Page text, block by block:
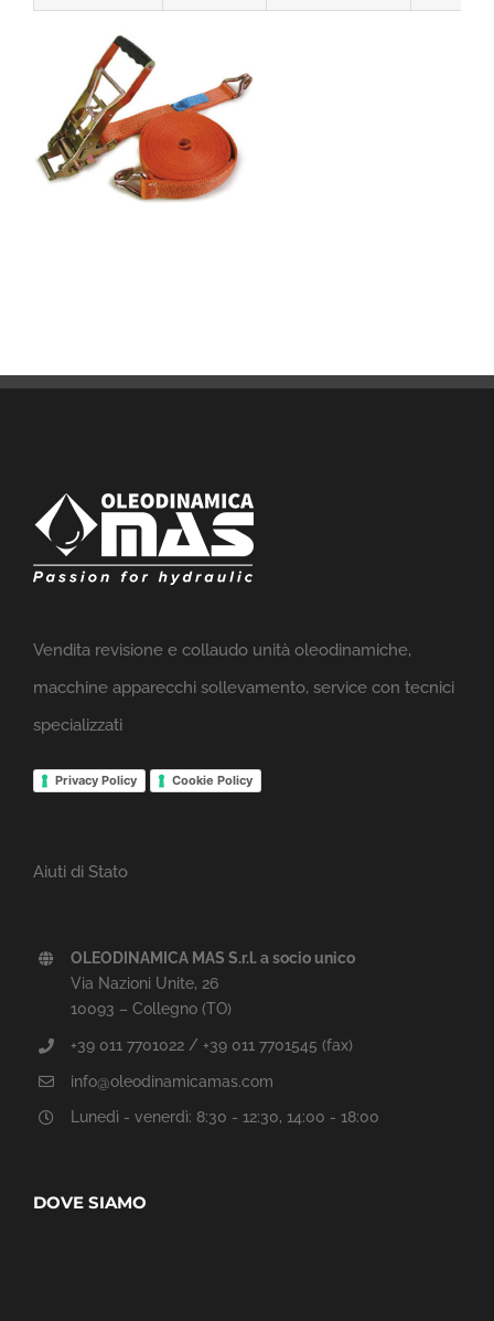
Vendita revisione e collaudo unità oleodinamiche,
macchine apparecchi sollevamento, service con tecnici
specializzati
Privacy Policy Cookie Policy
Aiuti di Stato
OLEODINAMICA MAS S.r.l. a socio unico
Via Nazioni Unite, 26
10093 – Collegno (TO)
+39 011 7701022 / +39 011 7701545 (fax)
info@oleodinamicamas.com
Lunedì - venerdì: 8:30 - 12:30, 14:00 - 18:00
DOVE SIAMO